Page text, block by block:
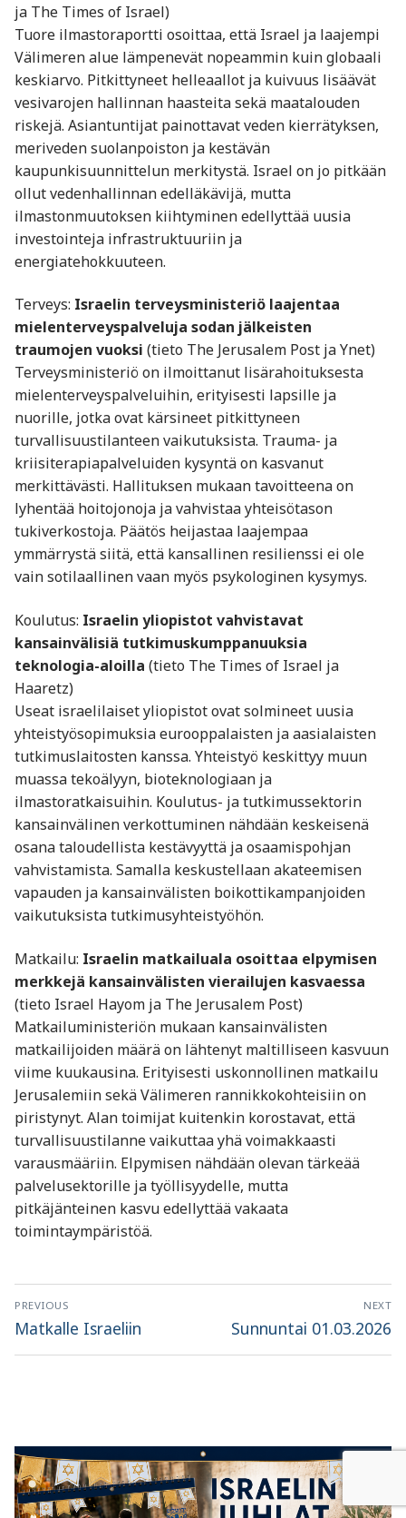
ja The Times of Israel)
Tuore ilmastoraportti osoittaa, että Israel ja laajempi
Välimeren alue lämpenevät nopeammin kuin globaali
keskiarvo. Pitkittyneet helleaallot ja kuivuus lisäävät
vesivarojen hallinnan haasteita sekä maatalouden
riskejä. Asiantuntijat painottavat veden kierrätyksen,
meriveden suolanpoiston ja kestävän
kaupunkisuunnittelun merkitystä. Israel on jo pitkään
ollut vedenhallinnan edelläkävijä, mutta
ilmastonmuutoksen kiihtyminen edellyttää uusia
investointeja infrastruktuuriin ja
energiatehokkuuteen.
Terveys: Israelin terveysministeriö laajentaa
mielenterveyspalveluja sodan jälkeisten
traumojen vuoksi (tieto The Jerusalem Post ja Ynet)
Terveysministeriö on ilmoittanut lisärahoituksesta
mielenterveyspalveluihin, erityisesti lapsille ja
nuorille, jotka ovat kärsineet pitkittyneen
turvallisuustilanteen vaikutuksista. Trauma- ja
kriisiterapiapalveluiden kysyntä on kasvanut
merkittävästi. Hallituksen mukaan tavoitteena on
lyhentää hoitojonoja ja vahvistaa yhteisötason
tukiverkostoja. Päätös heijastaa laajempaa
ymmärrystä siitä, että kansallinen resilienssi ei ole
vain sotilaallinen vaan myös psykologinen kysymys.
Koulutus: Israelin yliopistot vahvistavat
kansainvälisiä tutkimuskumppanuuksia
teknologia-aloilla (tieto The Times of Israel ja
Haaretz)
Useat israelilaiset yliopistot ovat solmineet uusia
yhteistyösopimuksia eurooppalaisten ja aasialaisten
tutkimuslaitosten kanssa. Yhteistyö keskittyy muun
muassa tekoälyyn, bioteknologiaan ja
ilmastoratkaisuihin. Koulutus- ja tutkimussektorin
kansainvälinen verkottuminen nähdään keskeisenä
osana taloudellista kestävyyttä ja osaamispohjan
vahvistamista. Samalla keskustellaan akateemisen
vapauden ja kansainvälisten boikottikampanjoiden
vaikutuksista tutkimusyhteistyöhön.
Matkailu: Israelin matkailuala osoittaa elpymisen
merkkejä kansainvälisten vierailujen kasvaessa
(tieto Israel Hayom ja The Jerusalem Post)
Matkailuministeriön mukaan kansainvälisten
matkailijoiden määrä on lähtenyt maltilliseen kasvuun
viime kuukausina. Erityisesti uskonnollinen matkailu
Jerusalemiin sekä Välimeren rannikkokohteisiin on
piristynyt. Alan toimijat kuitenkin korostavat, että
turvallisuustilanne vaikuttaa yhä voimakkaasti
varausmääriin. Elpymisen nähdään olevan tärkeää
palvelusektorille ja työllisyydelle, mutta
pitkäjänteinen kasvu edellyttää vakaata
toimintaympäristöä.
Artikkelien
selaus
PREVIOUS
Previous
Matkalle Israeliin
NEXT
Next
Sunnuntai 01.03.2026